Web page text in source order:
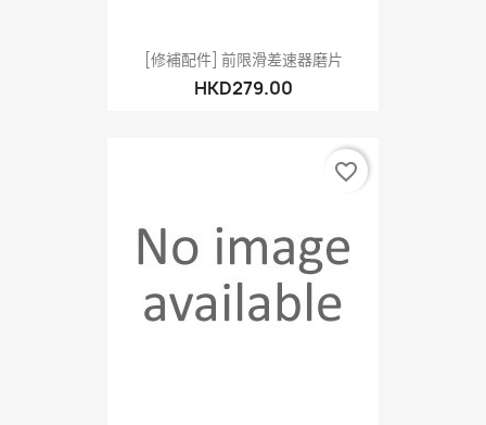
[修補配件] 前限滑差速器磨片
HKD279.00
favorite_border